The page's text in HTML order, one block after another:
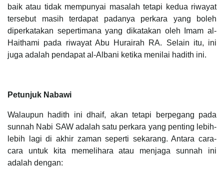
baik atau tidak mempunyai masalah tetapi kedua riwayat
tersebut masih terdapat padanya perkara yang boleh
diperkatakan sepertimana yang dikatakan oleh Imam al-
Haithami pada riwayat Abu Hurairah RA. Selain itu, ini
juga adalah pendapat al-Albani ketika menilai hadith ini.
Petunjuk Nabawi
Walaupun hadith ini dhaif, akan tetapi berpegang pada
sunnah Nabi SAW adalah satu perkara yang penting lebih-
lebih lagi di akhir zaman seperti sekarang. Antara cara-
cara untuk kita memelihara atau menjaga sunnah ini
adalah dengan: